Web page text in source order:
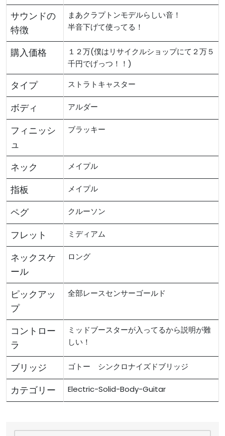
サウンドの
特徴
まあクラプトンモデルらしい音！
半音下げて使ってる！
購入価格
１２万(僕はリサイクルショップにて２万５
千円でげっつ！！)
タイプ ストラトキャスター
ボディ アルダー
フィニッシ
ュ
ブラッキー
ネック メイプル
指板 メイプル
ペグ クルーソン
フレット ミディアム
ネックスケ
ール
ロング
ピックアッ
プ
全部レースセンサーゴールド
コントロー
ラ
ミッドブースターが入ってるから説明が難
しい！
ブリッジ ゴトー シンクロナイズドブリッジ
カテゴリー Electric-Solid-Body-Guitar